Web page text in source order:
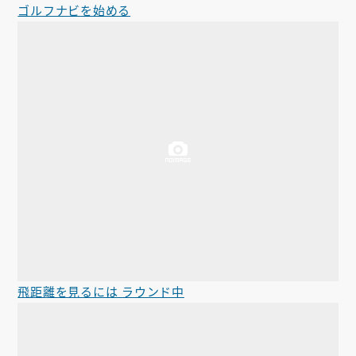
ゴルフナビを始める
飛距離を見るには ラウンド中